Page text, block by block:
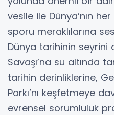
vesile ile Dünya’nın
sporu meraklılarına
Dünya tarihinin seyrini
Savaşı’na su altında
tarihin derinliklerine,
Parkı’nı keşfetmeye
evrensel sorumluluk